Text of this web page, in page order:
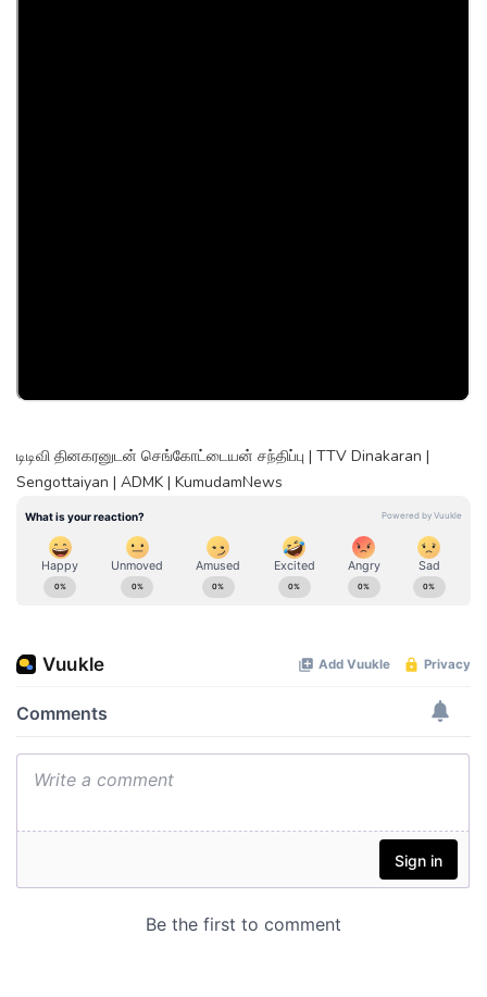
டிடிவி தினகரனுடன் செங்கோட்டையன் சந்திப்பு | TTV Dinakaran |
Sengottaiyan | ADMK | KumudamNews